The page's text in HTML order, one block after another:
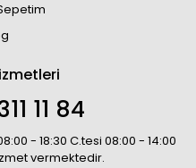
11 84
- 18:30 C.tesi 08:00 - 14:00
vermektedir.